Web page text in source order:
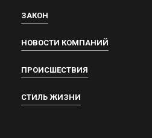
ЗАКОН
НОВОСТИ КОМПАНИЙ
ПРОИСШЕСТВИЯ
СТИЛЬ ЖИЗНИ